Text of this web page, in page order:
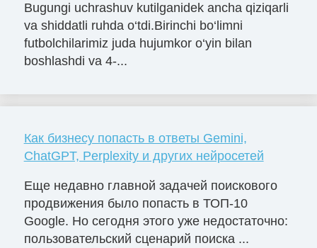
Bugungi uchrashuv kutilganidek ancha qiziqarli
va shiddatli ruhda o‘tdi.Birinchi bo‘limni
futbolchilarimiz juda hujumkor o‘yin bilan
boshlashdi va 4-...
Как бизнесу попасть в ответы Gemini,
ChatGPT, Perplexity и других нейросетей
Еще недавно главной задачей поискового
продвижения было попасть в ТОП-10
Google. Но сегодня этого уже недостаточно:
пользовательский сценарий поиска ...